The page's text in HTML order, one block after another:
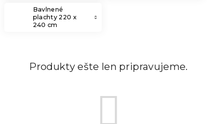
Bavlnené
plachty 220 x
240 cm
Produkty ešte len pripravujeme.